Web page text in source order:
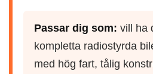
Passar dig som: vill ha
kompletta radiostyrda
med hög fart, tålig